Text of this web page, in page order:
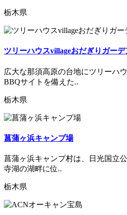
栃木県
ツリーハウスvillageおだぎりガーデ
広大な那須高原の台地にツリーハ
BBQサイトを備えた..
栃木県
菖蒲ヶ浜キャンプ場
菖蒲ヶ浜キャンプ村は、日光国立
寺湖の湖畔に位..
栃木県